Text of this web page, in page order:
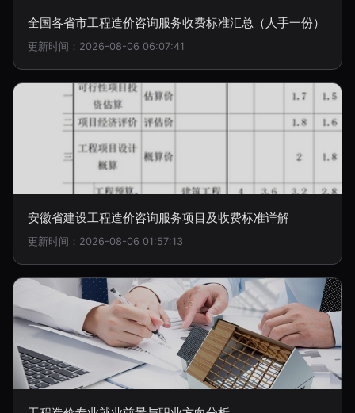
全国各省市工程造价咨询服务收费标准汇总（人手一份）
更新时间：2026-08-06 06:07:41
安徽省建设工程造价咨询服务项目及收费标准详解
更新时间：2026-08-06 01:57:13